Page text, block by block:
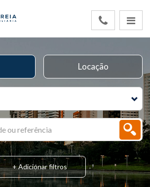
Locação
+ Adicionar filtros